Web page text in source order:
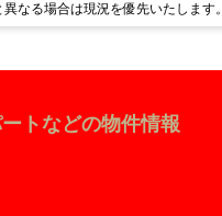
なる場合は現況を優先いたします。
トなどの物件情報